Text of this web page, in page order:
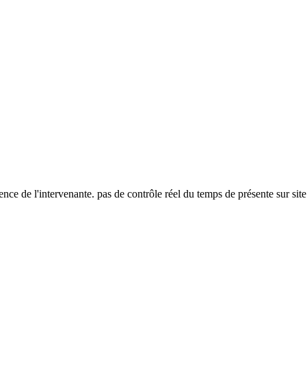
de l'intervenante. pas de contrôle réel du temps de présente sur site